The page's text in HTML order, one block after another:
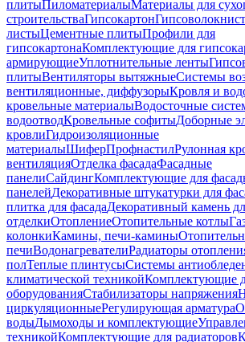
плитыПиломатериалыМатериалы для
строительстваГипсокартон
листыЦементные плитыПрофили для
гипсокартонаКомплектующие для
армирующиеУплотнительные ленты
плитыВентиляторы вытяжныеСистемы
вентиляционные, диффузорыКровля и
кровельные материалыВодосточные
водоотводКровельные софитыДоборные
кровлиГидроизоляционные
материалыШиферПрофнастилРулонная
вентиляцияОтделка фасадаФасадные
панелиСайдингКомплектующие для
панелейДекоративные штукатурки для
плитка для фасадаДекоративный камень
отделкиОтоплениеОтопительные котлы
колонкиКамины, печи-камины
печиВодонагревателиРадиаторы
полТеплые плинтусыСистемы
климатической техникойКомплектующие
оборудованияСтабилизаторы напряжения
циркуляционныеРегулирующая арматура
водыДымоходы и комплектующие
техникойКомплектующие для радиаторов